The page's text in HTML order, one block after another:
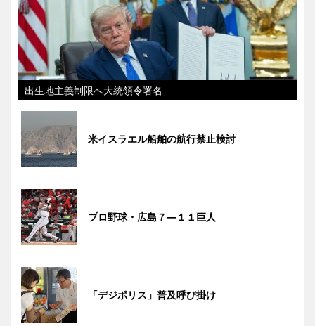
出生地主義制限へ大統領令署名
米イスラエル船舶の航行禁止検討
プロ野球・広島７―１１巨人
「デジポリス」普及呼び掛け